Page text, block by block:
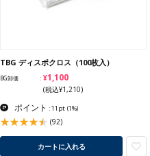
TBG ディスポクロス（100枚入）
BG卸価 ¥1,100
(税込¥1,210)
ポイント : 11pt (1%)
(92)
カートに入れる